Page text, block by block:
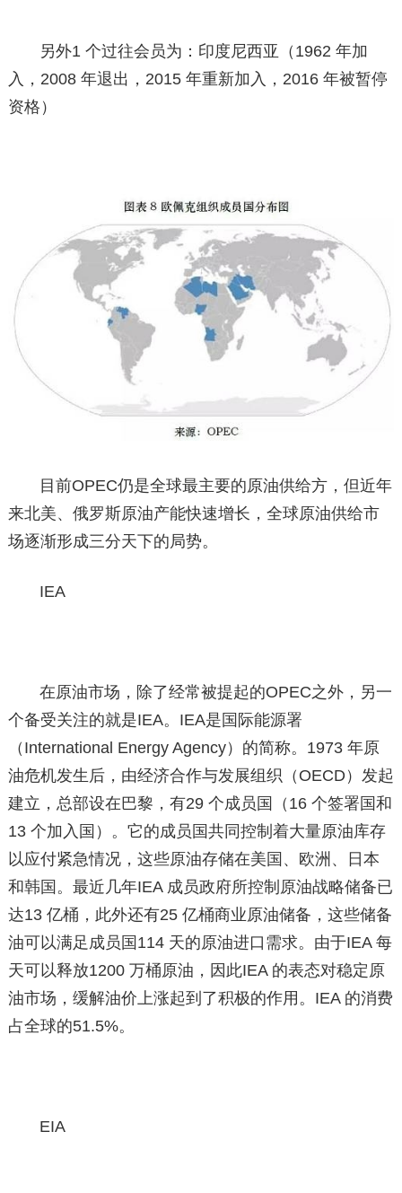
另外1 个过往会员为：印度尼西亚（1962 年加
入，2008 年退出，2015 年重新加入，2016 年被暂停
资格）
目前OPEC仍是全球最主要的原油供给方，但近年
来北美、俄罗斯原油产能快速增长，全球原油供给市
场逐渐形成三分天下的局势。
IEA
在原油市场，除了经常被提起的OPEC之外，另一
个备受关注的就是IEA。IEA是国际能源署
（International Energy Agency）的简称。1973 年原
油危机发生后，由经济合作与发展组织（OECD）发起
建立，总部设在巴黎，有29 个成员国（16 个签署国和
13 个加入国）。它的成员国共同控制着大量原油库存
以应付紧急情况，这些原油存储在美国、欧洲、日本
和韩国。最近几年IEA 成员政府所控制原油战略储备已
达13 亿桶，此外还有25 亿桶商业原油储备，这些储备
油可以满足成员国114 天的原油进口需求。由于IEA 每
天可以释放1200 万桶原油，因此IEA 的表态对稳定原
油市场，缓解油价上涨起到了积极的作用。IEA 的消费
占全球的51.5%。
EIA